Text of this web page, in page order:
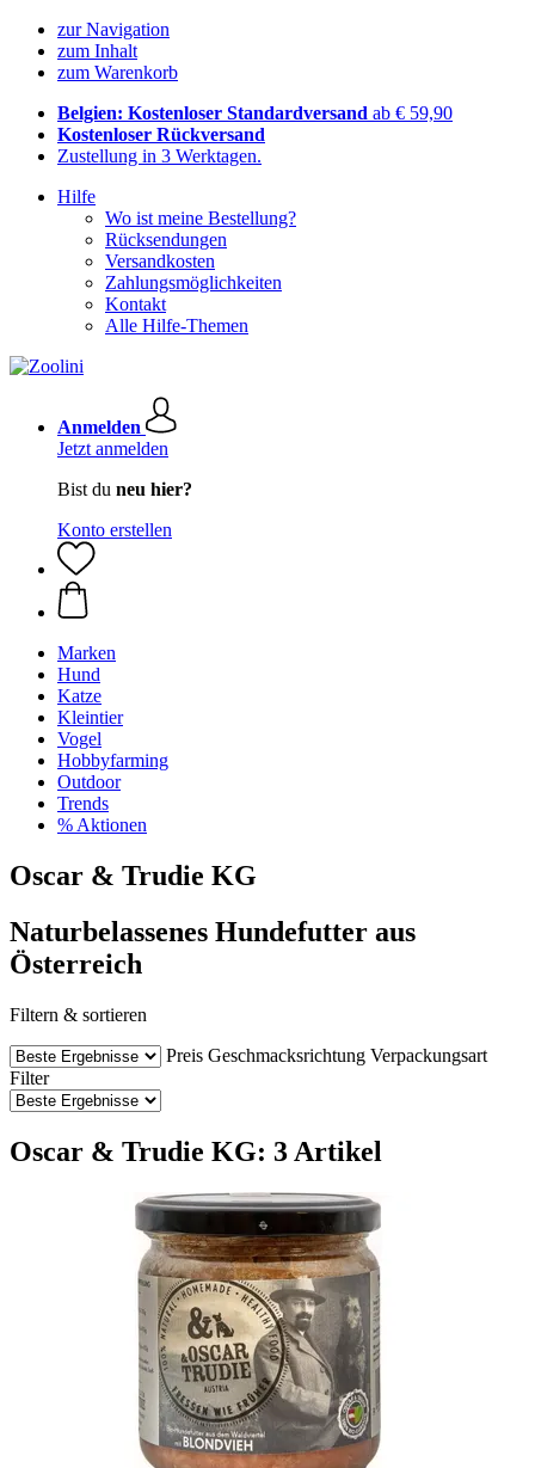
zur Navigation
zum Inhalt
zum Warenkorb
Belgien: Kostenloser Standardversand ab € 59,90
Kostenloser Rückversand
Zustellung in 3 Werktagen.
Hilfe
Wo ist meine Bestellung?
Rücksendungen
Versandkosten
Zahlungsmöglichkeiten
Kontakt
Alle Hilfe-Themen
Anmelden
Jetzt anmelden
Bist du neu hier?
Konto erstellen
Marken
Hund
Katze
Kleintier
Vogel
Hobbyfarming
Outdoor
Trends
% Aktionen
Oscar & Trudie KG
Naturbelassenes Hundefutter aus
Österreich
Filtern & sortieren
Preis Geschmacksrichtung Verpackungsart
Filter
Oscar & Trudie KG: 3 Artikel